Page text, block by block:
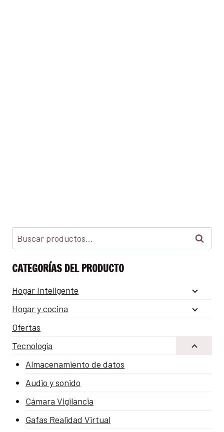
Buscar
CATEGORÍAS DEL PRODUCTO
Hogar Inteligente
Hogar y cocina
Ofertas
Tecnología
Almacenamiento de datos
Audio y sonido
Cámara Vigilancia
Gafas Realidad Virtual